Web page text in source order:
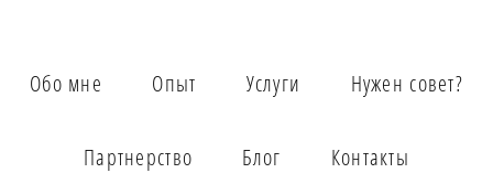
Обо мне Опыт Услуги Нужен совет?
Партнерство Блог Контакты